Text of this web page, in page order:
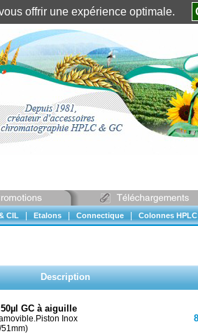
Identification client ||Mon compte
CIL Etalons Connectique Colonnes
Description
GC à aiguille
Inox
vous offrir une expérience optimale.